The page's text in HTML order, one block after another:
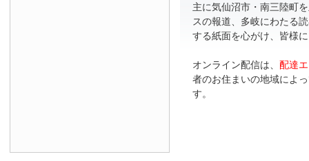
主に気仙沼市・南三陸町
スの報道、多岐にわたる
する紙面を心がけ、皆様
オンライン配信は、 配達
者のお住まいの地域によ
す。